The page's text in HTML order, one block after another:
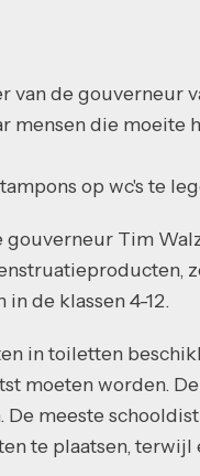
van de gouverneur
mensen die moeite
op wc's te
gouverneur Tim
de klassen 4-12.
in toiletten
moeten worden.
meeste
te plaatsen, terwijl